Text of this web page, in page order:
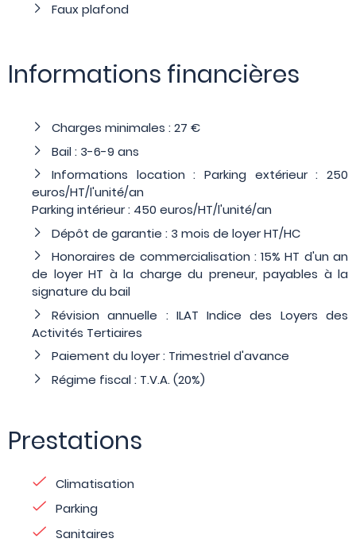
Faux plafond
Informations financières
Charges minimales : 27 €
Bail : 3-6-9 ans
Informations location : Parking extérieur : 250
euros/HT/l'unité/an
Parking intérieur : 450 euros/HT/l'unité/an
Dépôt de garantie : 3 mois de loyer HT/HC
Honoraires de commercialisation : 15% HT d'un an
de loyer HT à la charge du preneur, payables à la
signature du bail
Révision annuelle : ILAT Indice des Loyers des
Activités Tertiaires
Paiement du loyer : Trimestriel d'avance
Régime fiscal : T.V.A. (20%)
Prestations
Climatisation
Parking
Sanitaires